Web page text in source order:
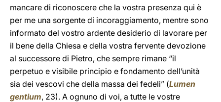
mancare di riconoscere che la vostra presenza qui è
per me una sorgente di incoraggiamento, mentre sono
informato del vostro ardente desiderio di lavorare per
il bene della Chiesa e della vostra fervente devozione
al successore di Pietro, che sempre rimane “il
perpetuo e visibile principio e fondamento dell’unità
sia dei vescovi che della massa dei fedeli” (Lumen
gentium, 23). A ognuno di voi, a tutte le vostre